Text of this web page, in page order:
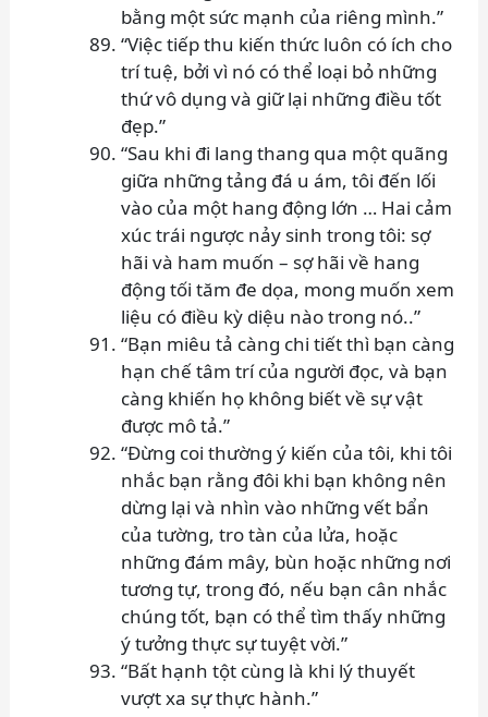
bằng một sức mạnh của riêng mình.”
“Việc tiếp thu kiến thức luôn có ích cho
trí tuệ, bởi vì nó có thể loại bỏ những
thứ vô dụng và giữ lại những điều tốt
đẹp.”
“Sau khi đi lang thang qua một quãng
giữa những tảng đá u ám, tôi đến lối
vào của một hang động lớn … Hai cảm
xúc trái ngược nảy sinh trong tôi: sợ
hãi và ham muốn – sợ hãi về hang
động tối tăm đe dọa, mong muốn xem
liệu có điều kỳ diệu nào trong nó..”
“Bạn miêu tả càng chi tiết thì bạn càng
hạn chế tâm trí của người đọc, và bạn
càng khiến họ không biết về sự vật
được mô tả.”
“Đừng coi thường ý kiến ​​của tôi, khi tôi
nhắc bạn rằng đôi khi bạn không nên
dừng lại và nhìn vào những vết bẩn
của tường, tro tàn của lửa, hoặc
những đám mây, bùn hoặc những nơi
tương tự, trong đó, nếu bạn cân nhắc
chúng tốt, bạn có thể tìm thấy những
ý tưởng thực sự tuyệt vời.”
“Bất hạnh tột cùng là khi lý thuyết
vượt xa sự thực hành.”